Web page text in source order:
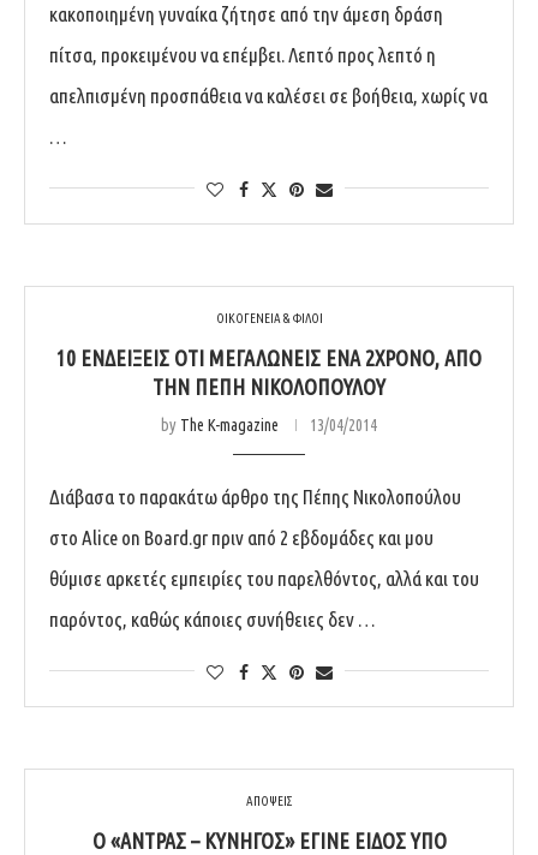
κακοποιημένη γυναίκα ζήτησε από την άμεση δράση
πίτσα, προκειμένου να επέμβει. Λεπτό προς λεπτό η
απελπισμένη προσπάθεια να καλέσει σε βοήθεια, χωρίς να
…
ΟΙΚΟΓΕΝΕΙΑ & ΦΙΛΟΙ
10 ΕΝΔΕΊΞΕΙΣ ΌΤΙ ΜΕΓΑΛΏΝΕΙΣ ΈΝΑ 2ΧΡΟΝΟ, ΑΠΌ
ΤΗΝ ΠΈΠΗ ΝΙΚΟΛΟΠΟΎΛΟΥ
by The K-magazine 13/04/2014
Διάβασα το παρακάτω άρθρο της Πέπης Νικολοπούλου
στο Alice on Board.gr πριν από 2 εβδομάδες και μου
θύμισε αρκετές εμπειρίες του παρελθόντος, αλλά και του
παρόντος, καθώς κάποιες συνήθειες δεν …
ΑΠΟΨΕΙΣ
Ο «ΆΝΤΡΑΣ – ΚΥΝΗΓΌΣ» ΈΓΙΝΕ ΕΊΔΟΣ ΥΠΌ